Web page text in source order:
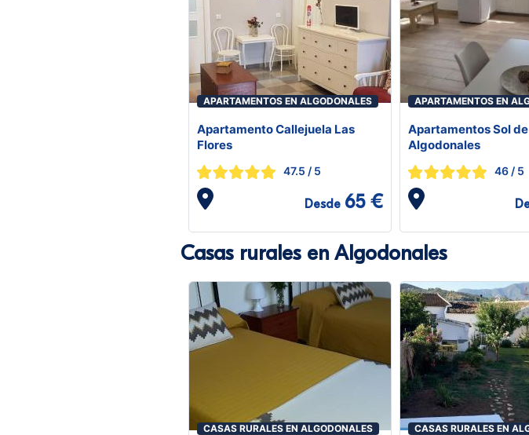
APARTAMENTOS EN ALGODONALES
Apartamento Callejuela Las
Flores
47.5 / 5
Desde 65 €
APARTAMENTOS EN
Apartamentos Sol de
Algodonales
46/ 5
Casas rurales en Algodonales
CASAS RURALES EN ALGODONALES CASAS RURALES EN